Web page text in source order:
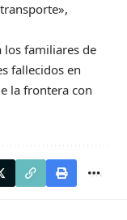
los familiares de
fallecidos en
la frontera con